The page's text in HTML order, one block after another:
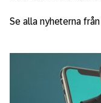
Se alla nyheterna